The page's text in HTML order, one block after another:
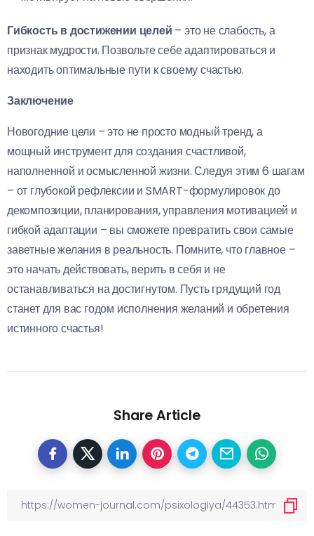
Гибкость в достижении целей – это не слабость, а
признак мудрости. Позвольте себе адаптироваться и
находить оптимальные пути к своему счастью.
Заключение
Новогодние цели – это не просто модный тренд, а
мощный инструмент для создания счастливой,
наполненной и осмысленной жизни. Следуя этим 6 шагам
– от глубокой рефлексии и SMART-формулировок до
декомпозиции, планирования, управления мотивацией и
гибкой адаптации – вы сможете превратить свои самые
заветные желания в реальность. Помните, что главное –
это начать действовать, верить в себя и не
останавливаться на достигнутом. Пусть грядущий год
станет для вас годом исполнения желаний и обретения
истинного счастья!
Share Article